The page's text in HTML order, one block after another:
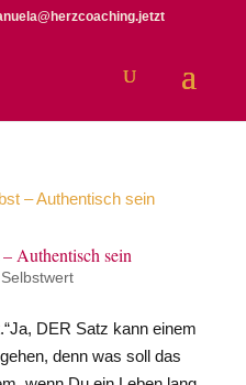
Authentisch sein
DER Satz kann einem
denn was soll das